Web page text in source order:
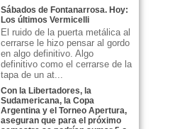
Sábados de Fontanarrosa. Hoy:
Los últimos Vermicelli
El ruido de la puerta metálica al
cerrarse le hizo pensar al gordo
en algo definitivo. Algo
definitivo como el cerrarse de la
tapa de un at...
Con la Libertadores, la
Sudamericana, la Copa
Argentina y el Torneo Apertura,
aseguran que para el próximo